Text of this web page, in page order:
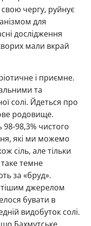
свою чергу, руйнує
для
дослідження
мали вкрай
і приємне.
та
солі. Йдеться про
родовище.
98,3% чистого
які ми можемо
сіль, але тільки
темне
за «бруд».
джерелом
бувати в
видобуток солі.
що Бахмутське